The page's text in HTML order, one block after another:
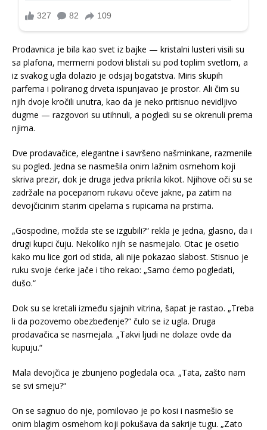
Prodavnica je bila kao svet iz bajke — kristalni lusteri visili su
sa plafona, mermerni podovi blistali su pod toplim svetlom, a
iz svakog ugla dolazio je odsjaj bogatstva. Miris skupih
parfema i poliranog drveta ispunjavao je prostor. Ali čim su
njih dvoje kročili unutra, kao da je neko pritisnuo nevidljivo
dugme — razgovori su utihnuli, a pogledi su se okrenuli prema
njima.
Dve prodavačice, elegantne i savršeno našminkane, razmenile
su pogled. Jedna se nasmešila onim lažnim osmehom koji
skriva prezir, dok je druga jedva prikrila kikot. Njihove oči su se
zadržale na pocepanom rukavu očeve jakne, pa zatim na
devojčicinim starim cipelama s rupicama na prstima.
„Gospodine, možda ste se izgubili?“ rekla je jedna, glasno, da i
drugi kupci čuju. Nekoliko njih se nasmejalo. Otac je osetio
kako mu lice gori od stida, ali nije pokazao slabost. Stisnuo je
ruku svoje ćerke jače i tiho rekao: „Samo ćemo pogledati,
dušo.“
Dok su se kretali između sjajnih vitrina, šapat je rastao. „Treba
li da pozovemo obezbeđenje?“ čulo se iz ugla. Druga
prodavačica se nasmejala. „Takvi ljudi ne dolaze ovde da
kupuju.“
Mala devojčica je zbunjeno pogledala oca. „Tata, zašto nam
se svi smeju?“
On se sagnuo do nje, pomilovao je po kosi i nasmešio se
onim blagim osmehom koji pokušava da sakrije tugu. „Zato